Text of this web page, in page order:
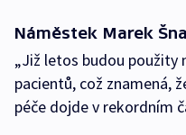
Náměstek Marek
„Již letos budou použity
pacientů, což znamená,
péče dojde v rekordním